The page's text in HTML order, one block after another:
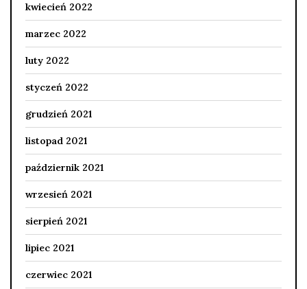
kwiecień 2022
marzec 2022
luty 2022
styczeń 2022
grudzień 2021
listopad 2021
październik 2021
wrzesień 2021
sierpień 2021
lipiec 2021
czerwiec 2021